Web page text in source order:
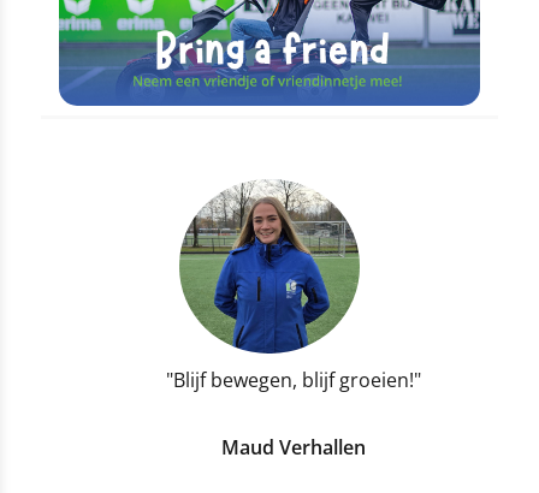
"Blijf bewegen, blijf groeien!"
Maud Verhallen